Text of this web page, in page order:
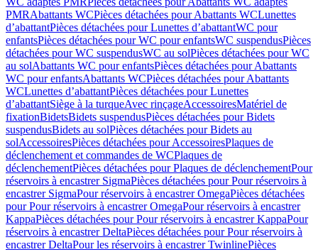
PMRAbattants WCPièces détachées pour Abattants WCLunettes
d’abattantPièces détachées pour Lunettes d’abattantWC pour
enfantsPièces détachées pour WC pour enfantsWC suspendusPièces
détachées pour WC suspendusWC au solPièces détachées pour WC
au solAbattants WC pour enfantsPièces détachées pour Abattants
WC pour enfantsAbattants WCPièces détachées pour Abattants
WCLunettes d’abattantPièces détachées pour Lunettes
d’abattantSiège à la turqueAvec rinçageAccessoiresMatériel de
fixationBidetsBidets suspendusPièces détachées pour Bidets
suspendusBidets au solPièces détachées pour Bidets au
solAccessoiresPièces détachées pour AccessoiresPlaques de
déclenchement et commandes de WCPlaques de
déclenchementPièces détachées pour Plaques de déclenchementPour
réservoirs à encastrer SigmaPièces détachées pour Pour réservoirs à
encastrer SigmaPour réservoirs à encastrer OmegaPièces détachées
pour Pour réservoirs à encastrer OmegaPour réservoirs à encastrer
KappaPièces détachées pour Pour réservoirs à encastrer KappaPour
réservoirs à encastrer DeltaPièces détachées pour Pour réservoirs à
encastrer DeltaPour les réservoirs à encastrer TwinlinePièces